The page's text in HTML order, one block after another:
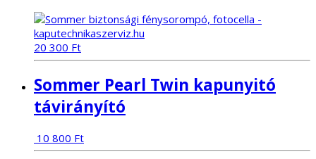
20 300 Ft
Sommer Pearl Twin kapunyitó
távirányító
10 800 Ft